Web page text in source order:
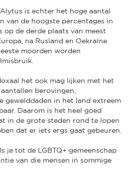
is echter het hoge aantal
van de hoogste percentages in
op de derde plaats van meest
na Rusland en Oekraïne.
moorden worden
het ook mag lijken met het
berovingen,
gewelddaden in het land extreem
Daarom is het heel goed
in de grote steden rond te lopen
dat er iets ergs gaat gebeuren.
je tot de LGBTQ+ gemeenschap
van die mensen in sommige